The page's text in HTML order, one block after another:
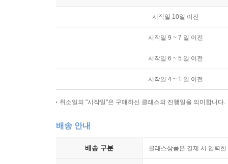
시작일 10일 이전
시작일 9 ~ 7 일 이전
시작일 6 ~ 5 일 이전
시작일 4 ~ 1 일 이전
취소일의 "시작일"은 구매하신 클래스의 진행일을 의미합니다.
배송 안내
배송 구분 클래스상품은 결제 시 입력